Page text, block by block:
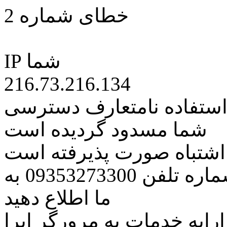
خطای شماره 2
IP شما
216.73.216.134
نامتعارف دسترسی
شما مسدود گردیده است
اشتباه صورت پذیرفته است
مراتب این مسئله را از طریق شماره تلفن 09353273300 به
ما اطلاع دهید
خدمات به مرورگر اپرا